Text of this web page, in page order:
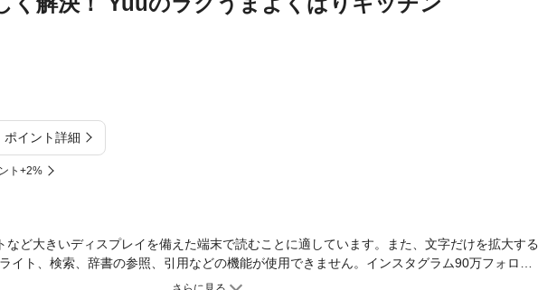
ポイント詳細
ト+2%
など大きいディスプレイを備えた端末で読むことに適しています。また、文字だけを拡大する
イト、検索、辞書の参照、引用などの機能が使用できません。インスタグラム90万フォロワ
家・Yuuさんのベスト200品を紹介！著者のInstagramで人気を集めたレシピに、新作レシピ